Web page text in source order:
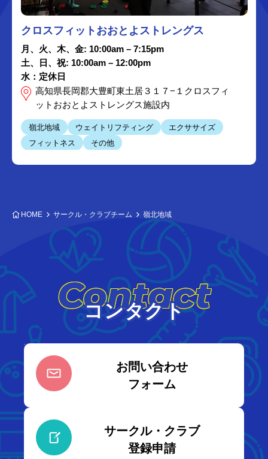
クロスフィットおおとよストレングス
月、火、木、金: 10:00am – 7:15pm
土、日、祝: 10:00am – 12:00pm
​水：定休日
高知県長岡郡大豊町東土居３１７−１クロスフィ
ットおおとよストレングス施設内
嶺北地域 ウェイトリフティング
エクササイズ
フィットネス
その他
HOME サークル・クラブチーム 嶺北地域
Contact
コンタクト
お問い合わせ
フォーム
サークル・クラブ
登録申請